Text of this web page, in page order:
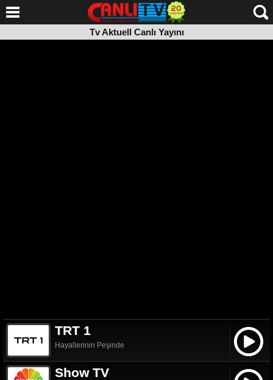
Tv Aktuell Canlı Yayını
TRT 1
Hayallerinin Peşinde
Show TV